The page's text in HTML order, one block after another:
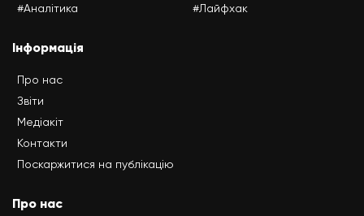
#Аналітика
#Лайфхак
Інформація
Про нас
Звіти
Медіакіт
Контакти
Поскаржитися на публікацію
Про нас